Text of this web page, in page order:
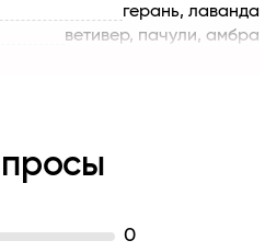
герань, лаванда
ветивер, пачули, амбра
0